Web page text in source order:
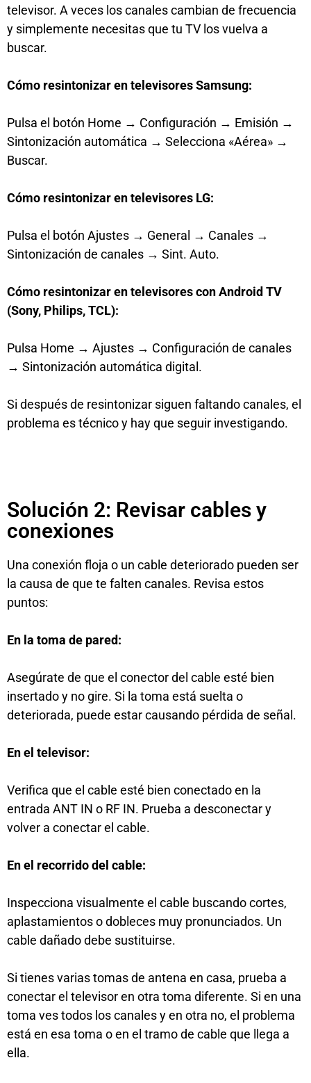
televisor. A veces los canales cambian de frecuencia
y simplemente necesitas que tu TV los vuelva a
buscar.
Cómo resintonizar en televisores Samsung:
Pulsa el botón Home → Configuración → Emisión →
Sintonización automática → Selecciona «Aérea» →
Buscar.
Cómo resintonizar en televisores LG:
Pulsa el botón Ajustes → General → Canales →
Sintonización de canales → Sint. Auto.
Cómo resintonizar en televisores con Android TV
(Sony, Philips, TCL):
Pulsa Home → Ajustes → Configuración de canales
→ Sintonización automática digital.
Si después de resintonizar siguen faltando canales, el
problema es técnico y hay que seguir investigando.
Solución 2: Revisar cables y
conexiones
Una conexión floja o un cable deteriorado pueden ser
la causa de que te falten canales. Revisa estos
puntos:
En la toma de pared:
Asegúrate de que el conector del cable esté bien
insertado y no gire. Si la toma está suelta o
deteriorada, puede estar causando pérdida de señal.
En el televisor:
Verifica que el cable esté bien conectado en la
entrada ANT IN o RF IN. Prueba a desconectar y
volver a conectar el cable.
En el recorrido del cable:
Inspecciona visualmente el cable buscando cortes,
aplastamientos o dobleces muy pronunciados. Un
cable dañado debe sustituirse.
Si tienes varias tomas de antena en casa, prueba a
conectar el televisor en otra toma diferente. Si en una
toma ves todos los canales y en otra no, el problema
está en esa toma o en el tramo de cable que llega a
ella.